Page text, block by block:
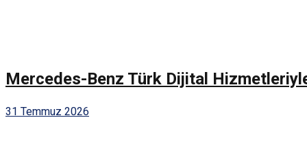
Mercedes-Benz Türk Dijital
31 Temmuz 2026